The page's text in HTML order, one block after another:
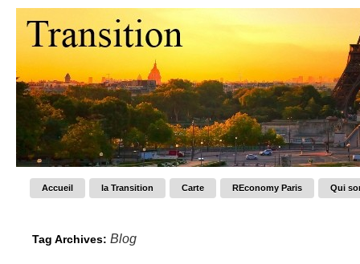
Accueil la Transition Carte REconomy Paris Qui
Tag Archives: Blog